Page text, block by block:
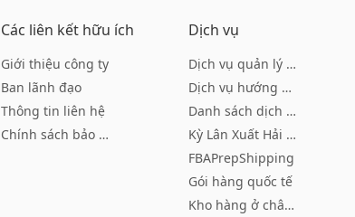
Các liên kết hữu ích
Giới thiệu công ty
Ban lãnh đạo
Thông tin liên hệ
Chính sách bảo mật
Dịch vụ
Dịch vụ quản lý tài khoản
Dịch vụ hướng dẫn của Amazon
Danh sách dịch vụ hướng dẫn củ
Kỳ Lân Xuất Hải Logistics
FBAPrepShipping
Gói hàng quốc tế
Kho hàng ở châu Âu và Mỹ